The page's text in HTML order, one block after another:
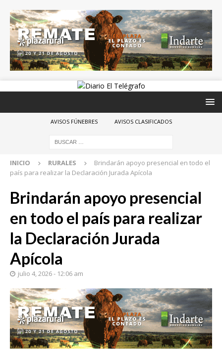
AVISOS FÚNEBRES AVISOS CLASIFICADOS
INICIO RURALES
Brindarán apoyo presencial en todo el
país para realizar la Declaración Jurada Apícola
Brindarán apoyo presencial
en todo el país para realizar
la Declaración Jurada
Apícola
julio 4, 2026 - 12:06 am